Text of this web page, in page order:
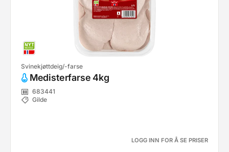
Svinekjøttdeig/-farse
Medisterfarse 4kg
683441
Gilde
LOGG INN FOR Å SE PRISER